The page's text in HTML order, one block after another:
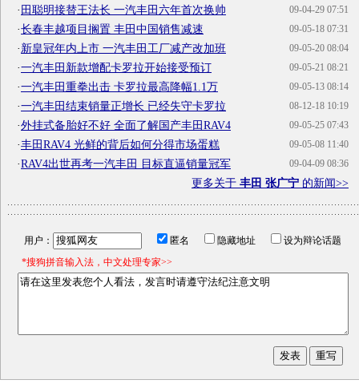
09-04-29 07:51
· 田聪明接替王法长 一汽丰田六年首次换帅
09-05-18 07:31
·长春丰越项目搁置 丰田中国销售减速
09-05-20 08:04
·新皇冠年内上市 一汽丰田工厂减产改加班
09-05-21 08:21
·一汽丰田新款增配卡罗拉开始接受预订
09-05-13 08:14
·一汽丰田重拳出击 卡罗拉最高降幅1.1万
08-12-18 10:19
·一汽丰田结束销量正增长 已经失守卡罗拉
09-05-25 07:43
·外挂式备胎好不好 全面了解国产丰田RAV4
09-05-08 11:40
·丰田RAV4 光鲜的背后如何分得市场蛋糕
09-04-09 08:36
·RAV4出世再考一汽丰田 目标直逼销量冠军
更多关于 丰田 张广宁 的新闻>>
用户： 匿名 隐藏地址
设为辩论话题
*搜狗拼音输入法，中文处理专家>>